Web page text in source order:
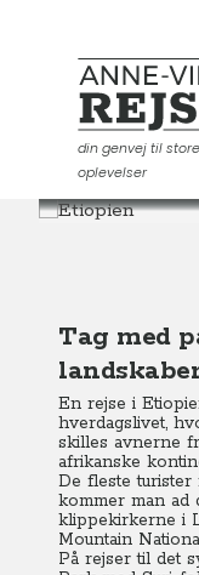
Anne-
din genvej til store
oplevelser
Destinationer
Tag med
En rejse i
hverdagslivet,
skilles avnerne
afrikanske
De fleste
kommer man
klippekirkerne i
Mountain
På rejser til det